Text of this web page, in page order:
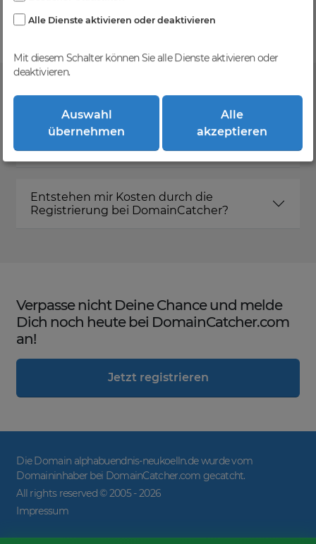
First-Come-First-Serve-Prinzip abgewickelt.
Was ist DomainCatcher?
Entstehen mir Kosten durch die
Registrierung bei DomainCatcher?
Verpasse nicht Deine Chance und melde
Dich noch heute bei DomainCatcher.com
an!
Jetzt registrieren
Die Domain alphabuendnis-neukoelln.de wurde vom
Domaininhaber bei DomainCatcher.com gecatcht.
All rights reserved © 2005 -2026
Impressum
Alle Dienste aktivieren oder deaktivieren
Mit diesem Schalter können Sie alle Dienste aktivieren oder
deaktivieren.
Auswahl
übernehmen
Alle
akzeptieren